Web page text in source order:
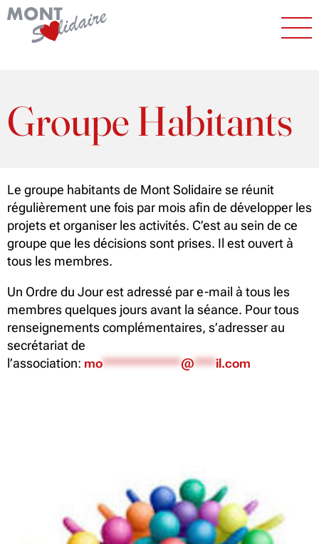
Groupe Habitants
Le groupe habitants de Mont Solidaire se réunit
régulièrement une fois par mois afin de développer les
projets et organiser les activités. C’est au sein de ce
groupe que les décisions sont prises. Il est ouvert à
tous les membres.
Un Ordre du Jour est adressé par e-mail à tous les
membres quelques jours avant la séance. Pour tous
renseignements complémentaires, s’adresser au
secrétariat de
l’association: mo***********@***il.com